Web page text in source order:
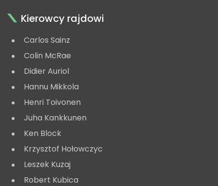
Kierowcy rajdowi
Carlos Sainz
Colin McRae
Didier Auriol
Hannu Mikkola
Henri Toivonen
Juha Kankkunen
Ken Block
Krzysztof Hołowczyc
Leszek Kuzaj
Robert Kubica